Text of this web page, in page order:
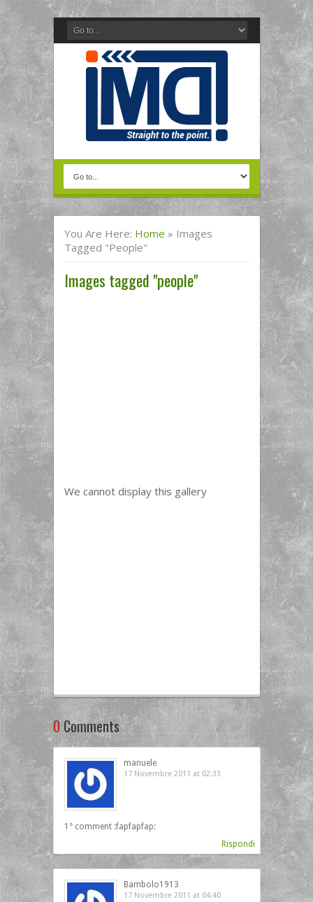
You Are Here: Home » Images
Tagged "people"
Images tagged "people"
We cannot display this gallery
0Comments
manuele
17 Novembre 2011 at 02:33
1° comment :fapfapfap:
Rispondi
Bambolo1913
17 Novembre 2011 at 04:40